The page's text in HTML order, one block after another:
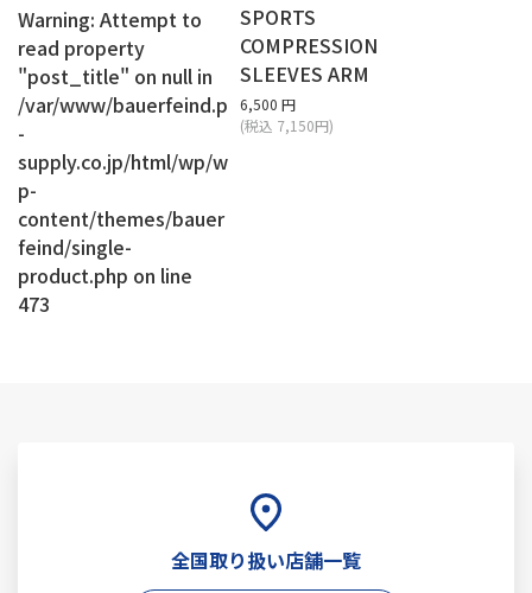
Warning: Attempt to
read property
"post_title" on null in
/var/www/bauerfeind.p
-
supply.co.jp/html/wp/w
p-
content/themes/bauer
feind/single-
product.php on line
473
SPORTS
COMPRESSION
SLEEVES ARM
6,500 円
(税込 7,150円)
全国取り扱い店舗一覧